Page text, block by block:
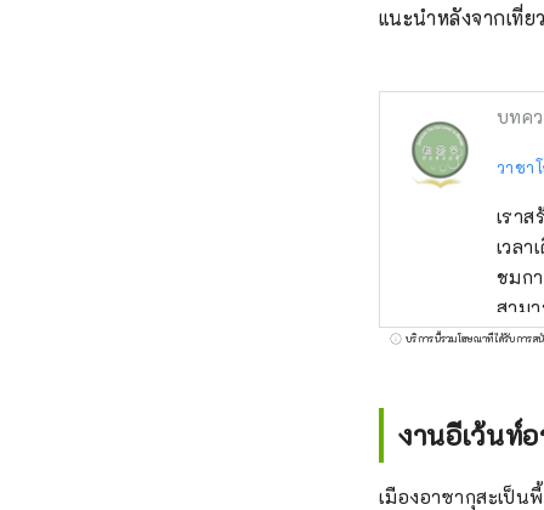
แนะนำหลังจากเที่
บทค
วาชา
เรา
เวล
ชมก
สาม
นำอ
บริการนี้รวมโฆษณาที่ได้รับการส
งานอีเว้นท์
เมืองอาซากุสะเป็